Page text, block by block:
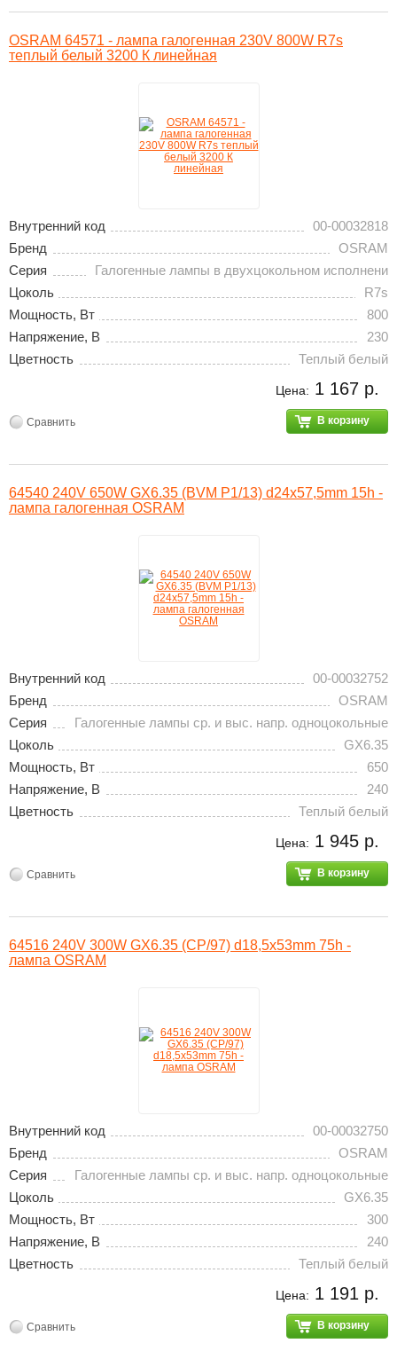
OSRAM 64571 - лампа галогенная 230V 800W R7s
теплый белый 3200 К линейная
Внутренний код
00-00032818
Бренд
OSRAM
Серия
Галогенные лампы в двухцокольном исполнени
Цоколь
R7s
Мощность, Вт
800
Напряжение, В
230
Цветность
Теплый белый
Цена: 1 167 р.
В корзину
Сравнить
64540 240V 650W GX6.35 (BVM P1/13) d24x57,5mm 15h -
лампа галогенная OSRAM
Внутренний код
00-00032752
Бренд
OSRAM
Серия
Галогенные лампы ср. и выс. напр. одноцокольные
Цоколь
GX6.35
Мощность, Вт
650
Напряжение, В
240
Цветность
Теплый белый
Цена: 1 945 р.
В корзину
Сравнить
64516 240V 300W GX6.35 (CP/97) d18,5x53mm 75h -
лампа OSRAM
Внутренний код
00-00032750
Бренд
OSRAM
Серия
Галогенные лампы ср. и выс. напр. одноцокольные
Цоколь
GX6.35
Мощность, Вт
300
Напряжение, В
240
Цветность
Теплый белый
Цена: 1 191 р.
В корзину
Сравнить